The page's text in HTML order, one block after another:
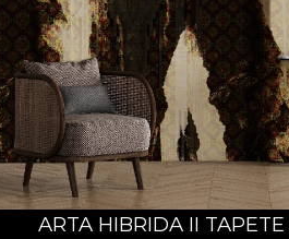
ARTA HIBRIDA II TAPETE